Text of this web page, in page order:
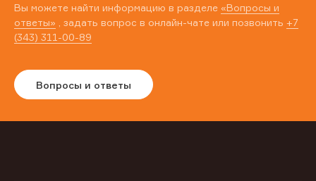
Вы можете найти информацию в разделе «Вопросы и
ответы» , задать вопрос в онлайн-чате или позвонить +7
(343) 311-00-89
Вопросы и ответы